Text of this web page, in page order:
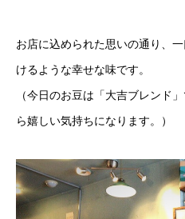
お店に込められた思いの通り、
けるような幸せな味です。
（今日のお豆は「大吉ブレンド
ら嬉しい気持ちになります。）